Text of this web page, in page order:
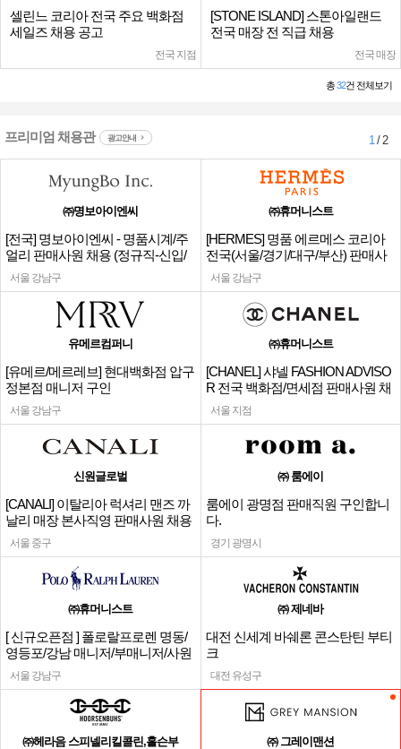
셀린느 코리아 전국 주요 백화점
세일즈 채용 공고
전국 지점
[STONE ISLAND] 스톤아일랜드
전국 매장 전 직급 채용
전국 매장
총32건 전체보기
프리미엄 채용관 광고안내 1/ 2
㈜명보아이엔씨
[전국] 명보아이엔씨 - 명품시계/주
얼리 판매사원 채용 (정규직-신입/
경력)
서울 강남구
㈜휴머니스트
[HERMES] 명품 에르메스 코리아
전국(서울/경기/대구/부산) 판매사
원
서울 강남구
유메르컴퍼니
[유메르/메르레브] 현대백화점 압구
정본점 매니저 구인
서울 강남구
㈜휴머니스트
[CHANEL] 샤넬 FASHION ADVISO
R 전국 백화점/면세점 판매사원 채
용
서울 지점
신원글로벌
[CANALI] 이탈리아 럭셔리 맨즈 까
날리 매장 본사직영 판매사원 채용
서울 중구
㈜ 룸에이
룸에이 광명점 판매직원 구인합니
다.
경기 광명시
㈜휴머니스트
[ 신규오픈점 ] 폴로랄프로렌 명동/
영등포/강남 매니저/부매니저/사원
서울 강남구
㈜ 제네바
대전 신세계 바쉐론 콘스탄틴 부티
크
대전 유성구
㈜헤라음 스피넬리킬콜린,홀슨부 ㈜ 그레이맨션